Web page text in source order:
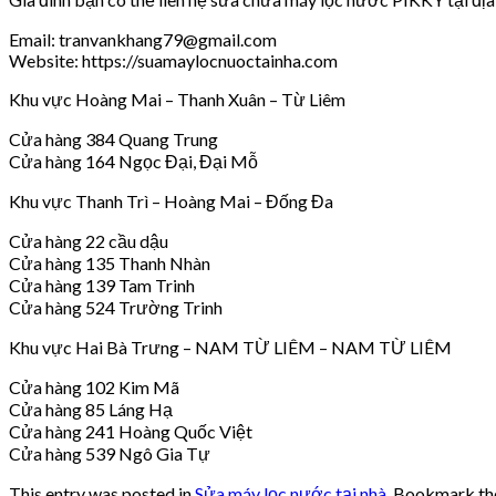
Email: tranvankhang79@gmail.com
Website: https://suamaylocnuoctainha.com
Khu vực Hoàng Mai – Thanh Xuân – Từ Liêm
Cửa hàng 384 Quang Trung
Cửa hàng 164 Ngọc Đại, Đại Mỗ
Khu vực Thanh Trì – Hoàng Mai – Đống Đa
Cửa hàng 22 cầu dậu
Cửa hàng 135 Thanh Nhàn
Cửa hàng 139 Tam Trinh
Cửa hàng 524 Trường Trinh
Khu vực Hai Bà Trưng – NAM TỪ LIÊM – NAM TỪ LIÊM
Cửa hàng 102 Kim Mã
Cửa hàng 85 Láng Hạ
Cửa hàng 241 Hoàng Quốc Việt
Cửa hàng 539 Ngô Gia Tự